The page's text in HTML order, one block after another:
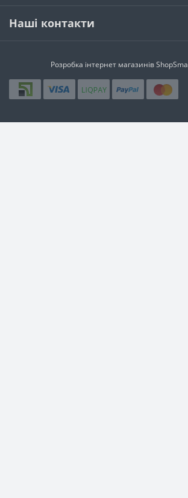
Наші контакти
Розробка інтернет магазинів